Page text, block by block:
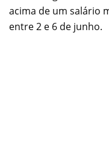
acima de um salário
entre 2 e 6 de junho.